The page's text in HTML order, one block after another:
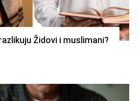
Židovi i muslimani?